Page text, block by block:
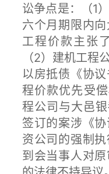
讼争点是：（1
六个月期限内
工程价款主张
（2）建机工程
以房抵债《协
程价款优先受
程公司与大邑
签订的案涉《
资公司的强制执
到会当事人对